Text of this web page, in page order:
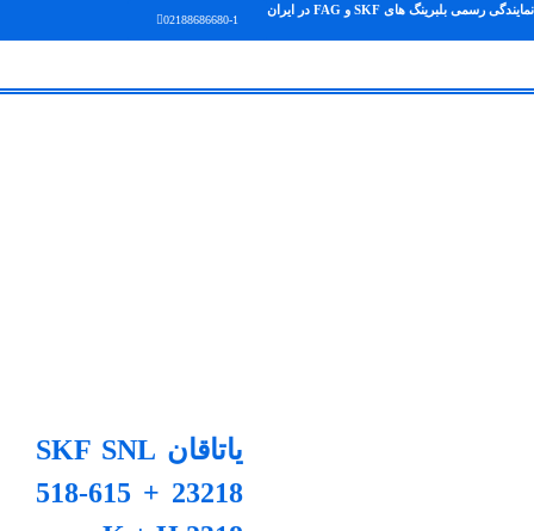
نمایندگی رسمی بلبرینگ های SKF و FAG در ایران
02188686680-1
یاتاقان SKF SNL
518-615 + 23218